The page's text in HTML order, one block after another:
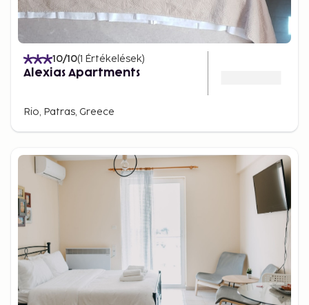
10/10(1 Értékelések)
Alexias Apartments
Rio, Patras, Greece